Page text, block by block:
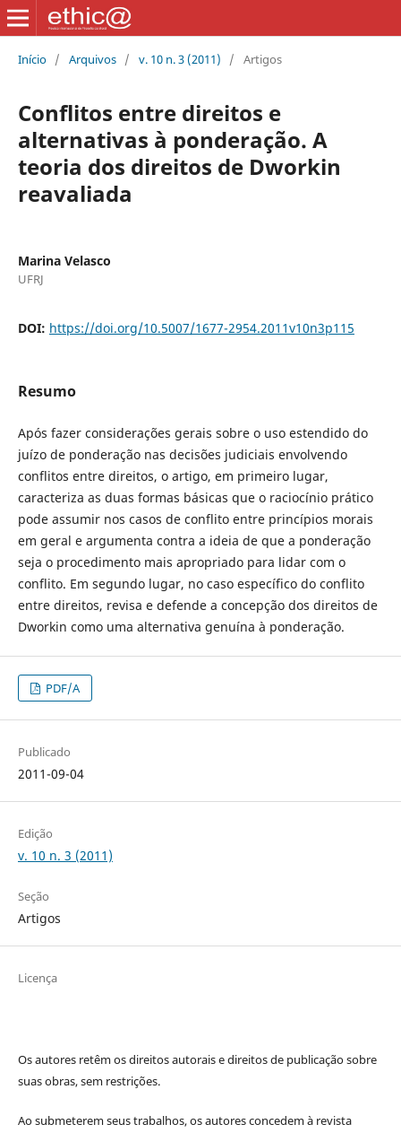
Início / Arquivos / v. 10 n. 3 (2011) / Artigos
Conflitos entre direitos e
alternativas à ponderação. A
teoria dos direitos de Dworkin
reavaliada
Marina Velasco
UFRJ
DOI: https://doi.org/10.5007/1677-2954.2011v10n3p115
Resumo
Após fazer considerações gerais sobre o uso estendido do
juízo de ponderação nas decisões judiciais envolvendo
conflitos entre direitos, o artigo, em primeiro lugar,
caracteriza as duas formas básicas que o raciocínio prático
pode assumir nos casos de conflito entre princípios morais
em geral e argumenta contra a ideia de que a ponderação
seja o procedimento mais apropriado para lidar com o
conflito. Em segundo lugar, no caso específico do conflito
entre direitos, revisa e defende a concepção dos direitos de
Dworkin como uma alternativa genuína à ponderação.
PDF/A
Publicado
2011-09-04
Edição
v. 10 n. 3 (2011)
Seção
Artigos
Licença
Os autores retêm os direitos autorais e direitos de publicação sobre
suas obras, sem restrições.
Ao submeterem seus trabalhos, os autores concedem à revista